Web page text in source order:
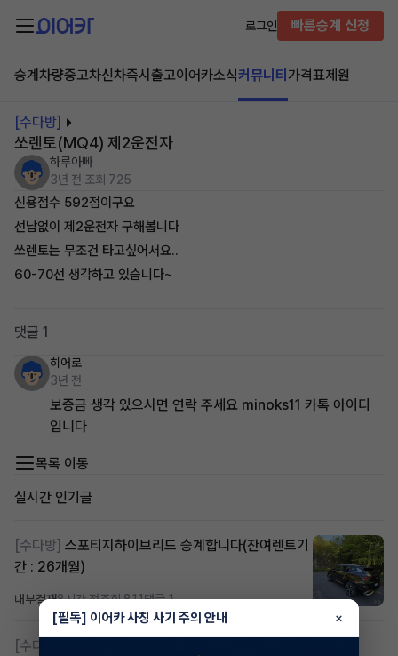
로그인 빠른승계 신청
승계차량중고차신차즉시출고이어카소식커뮤니티 가격표제원
[수다방]
쏘렌토(MQ4) 제2운전자
하루아빠
3년 전 조회 725
신용점수 592점이구요
선납없이 제2운전자 구해봅니다
쏘렌토는 무조건 타고싶어서요..
60-70선 생각하고 있습니다~
댓글 1
히어로
3년 전
보증금 생각 있으시면 연락 주세요 minoks11 카톡 아이디
입니다
목록 이동
실시간 인기글
[수다방] 스포티지하이브리드 승계합니다(잔여렌트기
간 : 26개월)
내부결재8시간 전조회 811댓글 1
[수다방]
[필독] 이어카 사칭 사기 주의 안내 ×